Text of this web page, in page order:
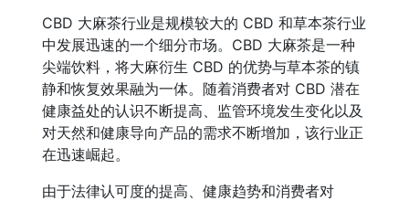
CBD 大麻茶行业是规模较大的 CBD 和草本茶行业
中发展迅速的一个细分市场。CBD 大麻茶是一种
尖端饮料，将大麻衍生 CBD 的优势与草本茶的镇
静和恢复效果融为一体。随着消费者对 CBD 潜在
健康益处的认识不断提高、监管环境发生变化以及
对天然和健康导向产品的需求不断增加，该行业正
在迅速崛起。
由于法律认可度的提高、健康趋势和消费者对